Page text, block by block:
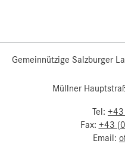
Gemeinnützige Salzburger
Müllner
Tel:
Fax: +43
Email: